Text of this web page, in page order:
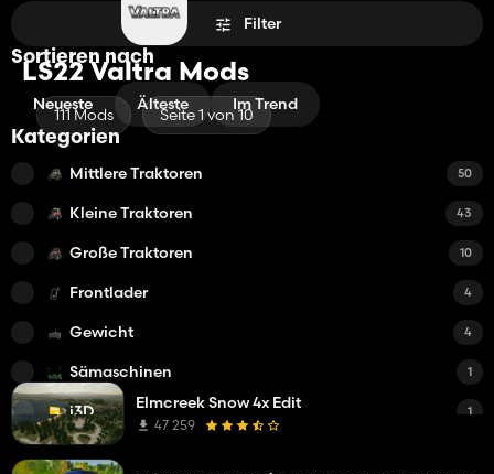
LS22 Valtra Mods
111 Mods Seite 1 von 10
Filter
Sortieren nach
Neueste Älteste Im Trend
Kategorien
Mittlere Traktoren 50
Kleine Traktoren 43
Große Traktoren 10
Frontlader 4
Gewicht 4
Sämaschinen 1
i3D 1
Düngetechnik
Elmcreek Snow 4x Edit
47 259